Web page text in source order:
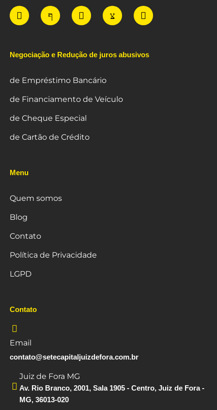
Negociação e Redução de juros abusivos
de Empréstimo Bancário
de Financiamento de Veículo
de Cheque Especial
de Cartão de Crédito
Menu
Quem somos
Blog
Contato
Política de Privacidade
LGPD
Contato
Email
contato@setecapitaljuizdefora.com.br
Juiz de Fora MG
Av. Rio Branco, 2001, Sala 1905 - Centro, Juiz de Fora -
MG, 36013-020